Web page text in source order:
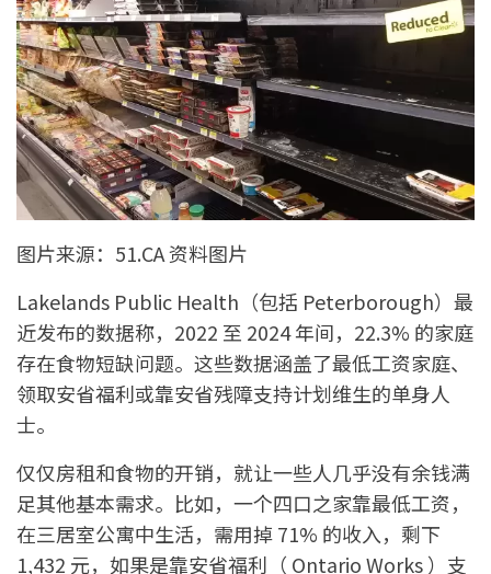
图片来源：51.CA 资料图片
Lakelands Public Health（包括 Peterborough）最
近发布的数据称，2022 至 2024 年间，22.3% 的家庭
存在食物短缺问题。这些数据涵盖了最低工资家庭、
领取安省福利或靠安省残障支持计划维生的单身人
士。
仅仅房租和食物的开销，就让一些人几乎没有余钱满
足其他基本需求。比如，一个四口之家靠最低工资，
在三居室公寓中生活，需用掉 71% 的收入，剩下
1,432 元，如果是靠安省福利（ Ontario Works ）支